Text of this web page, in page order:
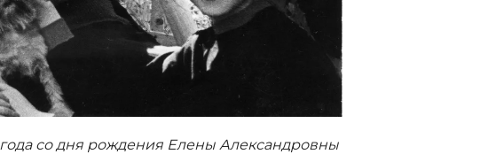
со дня рождения Елены Александровны